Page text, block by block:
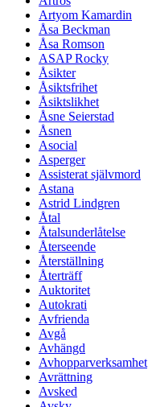
Artyom Kamardin
Åsa Beckman
Åsa Romson
ASAP Rocky
Åsikter
Åsiktsfrihet
Åsiktslikhet
Åsne Seierstad
Åsnen
Asocial
Asperger
Assisterat självmord
Astana
Astrid Lindgren
Åtal
Åtalsunderlåtelse
Återseende
Återställning
Återträff
Auktoritet
Autokrati
Avfrienda
Avgå
Avhängd
Avhopparverksamhet
Avrättning
Avsked